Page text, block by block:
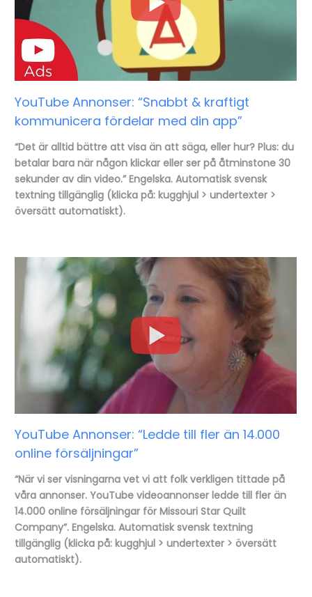
YouTube Annonser: “Snabbt & kraftigt
kommunicera fördelar med din app”
“Det är alltid bättre att visa än att säga, eller hur? Plus: du
betalar bara när någon klickar eller ser på åtminstone 30
sekunder av din video.” Engelska. Automatisk svensk
textning tillgänglig (klicka på: kugghjul > undertexter >
översätt automatiskt).
YouTube Annonser: “Ledde till fler än 14.000
online försäljningar”
“När vi ser visningarna vet vi att folk verkligen tittade på
våra annonser. YouTube videoannonser ledde till fler än
14.000 online försäljningar för Missouri Star Quilt
Company”. Engelska. Automatisk svensk textning
tillgänglig (klicka på: kugghjul > undertexter > översätt
automatiskt).